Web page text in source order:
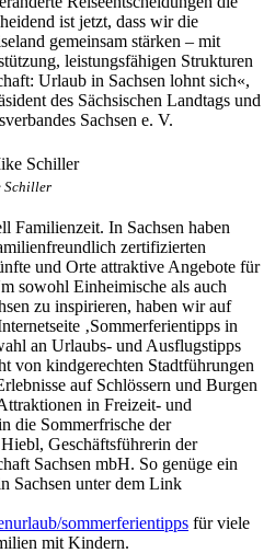
ist jetzt, dass wir die
gemeinsam stärken – mit
leistungsfähigen Strukturen
Urlaub in Sachsen lohnt sich«,
des Sächsischen Landtags und
Sachsen e. V.
Schiller
Familienzeit. In Sachsen haben
zertifizierten
und Orte attraktive Angebote für
sowohl Einheimische als auch
zu inspirieren, haben wir auf
‚Sommerferientipps in
an Urlaubs- und Ausflugstipps
von kindgerechten Stadtführungen
auf Schlössern und Burgen
in Freizeit- und
die Sommerfrische der
Geschäftsführerin der
Sachsen mbH. So genüge ein
Sachsen unter dem Link
sommerferientipps für viele
mit Kindern.